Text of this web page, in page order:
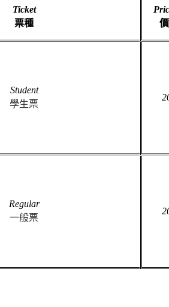
Ticket
票種
價
Student
學生票
Regular
一般票